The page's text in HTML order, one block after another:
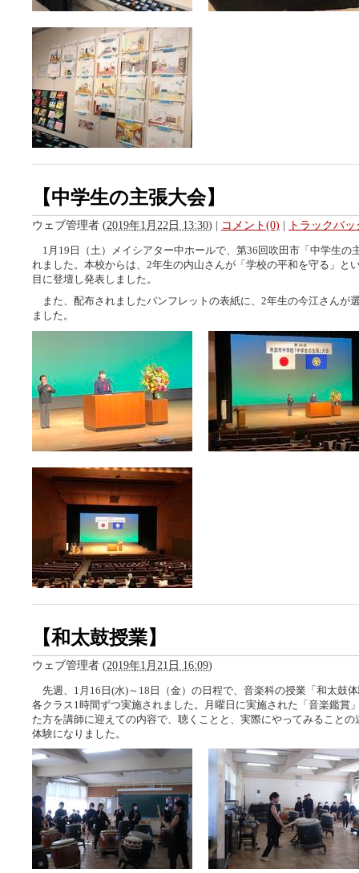
【中学生の主張大会】
ウェブ管理者 (2019年1月22日 13:30) | コメント(0) | トラックバ
1月19日（土）メイシアター中ホールで、第36回吹田市「中学生の
れました。本校からは、2年生の内山さんが「学校の平和を守る」と
目に登壇し発表しました。
また、配布されましたパンフレットの表紙に、2年生の今江さんが
ました。
【和太鼓授業】
ウェブ管理者 (2019年1月21日 16:09)
先週、1月16日(水)～18日（金）の日程で、音楽科の授業「和太鼓
各クラス1時間ずつ実施されました。月曜日に実施された「音楽鑑賞
た方を講師に迎えての内容で、聴くことと、実際にやってみること
体験になりました。